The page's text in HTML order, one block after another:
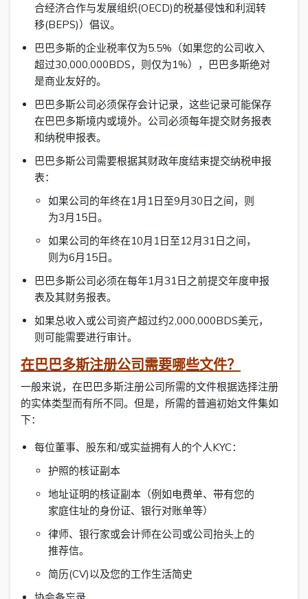
合经济合作与发展组织(OECD)的税基侵蚀和利润转
移(BEPS)）倡议。
巴巴多斯的企业税率仅为5.5%（如果您的公司收入
超过30,000,000BDS，则仅为1%），巴巴多斯绝对
是商业友好的。
巴巴多斯公司必须保存会计记录，这些记录可能保存
在巴巴多斯境内或境外。公司必须每年提交财务报表
和纳税申报表。
巴巴多斯公司需要根据其财政年度结束提交纳税申报
表：
如果公司的年终在1月1日至9月30日之间，则
为3月15日。
如果公司的年终在10月1日至12月31日之间，
则为6月15日。
巴巴多斯公司必须在每年1月31日之前提交年度申报
表及其财务报表。
如果总收入或公司资产超过约2,000,000BDS美元，
则可能需要进行审计。
在巴巴多斯注册公司需要哪些文件？
一般来说，在巴巴多斯注册公司所需的文件根据选择注册
的实体类型而有所不同。但是，所需的普遍初始文件集如
下：
每位董事、股东和/或实益拥有人的个人KYC：
护照的核证副本
地址证明的核证副本（例如电费单、带有您的
家庭住址的身份证、银行对账单等）
律师、银行家或会计师在公司或公司抬头上的
推荐信。
简历(CV)以及您的工作生活简史